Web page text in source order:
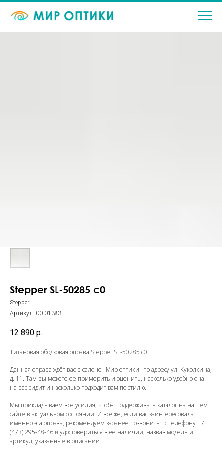
Stepper SL-50285 c0
Stepper
Артикул: 00-01383
12 890 р.
Титановая ободковая оправа Stepper SL-50285 c0.
Данная оправа ждёт вас в салоне "Мир оптики" по адресу ул. Куколкина,
д. 11. Там вы можете её примерить и оценить, насколько удобно она
на вас сидит и насколько подходит вам по стилю.
Мы прикладываем все усилия, чтобы поддерживать каталог на нашем
сайте в актуальном состоянии. И всё же, если вас заинтересовала
именно эта оправа, рекомендуем заранее позвонить по телефону+7
(473) 295-48-46 и удостовериться в её наличии, назвав модель и
артикул, указанные в описании.